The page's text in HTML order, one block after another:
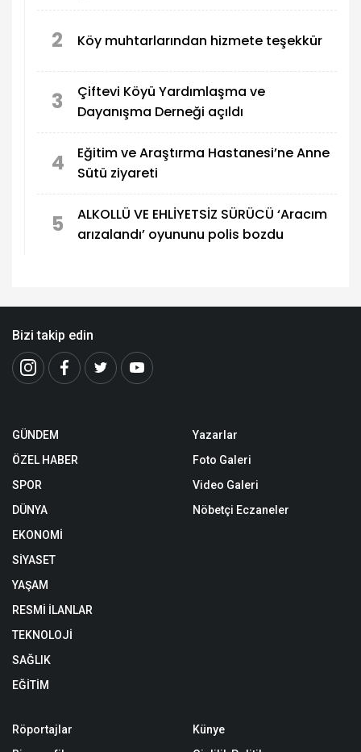
2 Köy muhtarlarından hizmete teşekkür
3
Çiftevi Köyü Yardımlaşma ve
Dayanışma Derneği açıldı
4
Eğitim ve Araştırma Hastanesi’ne Anne
Sütü ziyareti
5
ALKOLLÜ VE EHLİYETSİZ SÜRÜCÜ ‘Aracım
arızalandı’ oyununu polis bozdu
Bizi takip edin
GÜNDEM
ÖZEL HABER
SPOR
DÜNYA
EKONOMİ
SİYASET
YAŞAM
RESMİ İLANLAR
TEKNOLOJİ
SAĞLIK
EĞİTİM
Yazarlar
Foto Galeri
Video Galeri
Nöbetçi Eczaneler
Röportajlar
Künye